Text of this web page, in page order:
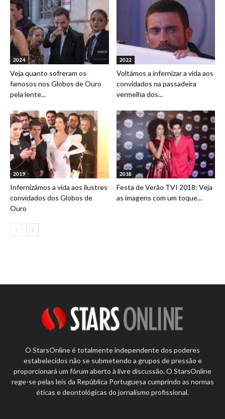
2024
Veja quanto sofreram os
famosos nos Globos de Ouro
pela lente...
2022
Voltámos a infernizar a vida aos
convidados na passadeira
vermelha dos...
2019
Infernizámos a vida aos ilustres
convidados dos Globos de
Ouro
2018
Festa de Verão TVI 2018: Veja
as imagens com um toque...
O StarsOnline é totalmente independente dos poderes
estabelecidos não se submetendo a grupos de pressão e
proporcionará um fórum aberto à livre discussão. O StarsOnline
rege-se pelas leis da República Portuguesa cumprindo as normas
éticas e deontológicas do jornalismo profissional.